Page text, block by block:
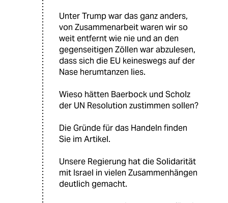
Unter Trump war das ganz anders,
von Zusammenarbeit waren wir so
weit entfernt wie nie und an den
gegenseitigen Zöllen war abzulesen,
dass sich die EU keineswegs auf der
Nase herumtanzen lies.
Wieso hätten Baerbock und Scholz
der UN Resolution zustimmen sollen?
Die Gründe für das Handeln finden
Sie im Artikel.
Unsere Regierung hat die Solidarität
mit Israel in vielen Zusammenhängen
deutlich gemacht.